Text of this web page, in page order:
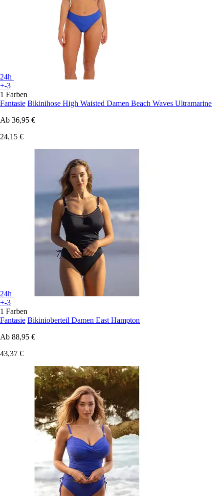
24h
+-3
1 Farben
Fantasie Bikinihose High Waisted Damen Beach Waves Ultramarine
Ab 36,95 €
24,15 €
24h
+-3
1 Farben
Fantasie Bikinioberteil Damen East Hampton
Ab 88,95 €
43,37 €